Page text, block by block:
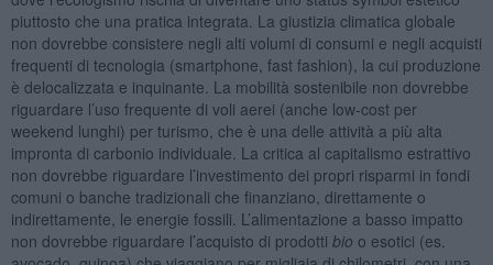
piuttosto che una pratica integrata. La giustizia climatica globale
non dovrebbe consistere negli alti volumi di consumi e negli acquisti
frequenti di tecnologia (smartphone, fast fashion), la cui produzione
è delocalizzata e inquinante. La mobilità sostenibile non dovrebbe
riguardare l’uso frequente di voli aerei (anche low-cost per
weekend lunghi) per turismo, che è una delle attività a più alta
impronta di carbonio individuale. La critica al capitalismo estrattivo
non dovrebbe riguardare l’investimento dei propri risparmi in fondi
comuni o banche tradizionali che finanziano, direttamente o
indirettamente, le energie fossili. L’alimentazione a basso impatto
non dovrebbe riguardare l’acquisto di prodotti bio o esotici (es.